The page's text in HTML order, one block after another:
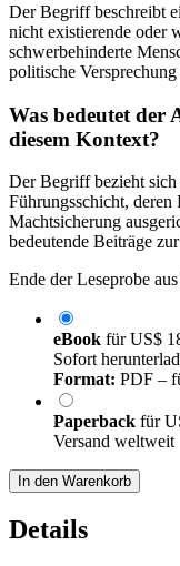
Der Begriff beschreibt
nicht existierende oder
schwerbehinderte
politische
Was bedeutet der
diesem Kontext?
Der Begriff bezieht
Führungsschicht, deren
Machtsicherung
bedeutende Beiträge
Ende der Leseprobe
eBook fürUS$
Sofort
Format: PDF –
Paperback für
Versand weltweit
In den Warenkorb
Details